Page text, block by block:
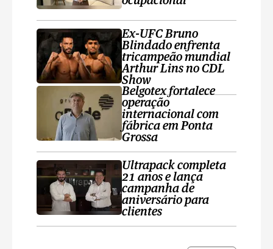
Ex-UFC Bruno
Blindado enfrenta
tricampeão mundial
Arthur Lins no CDL
Show
Belgotex fortalece
operação
internacional com
fábrica em Ponta
Grossa
Ultrapack completa
21 anos e lança
campanha de
aniversário para
clientes